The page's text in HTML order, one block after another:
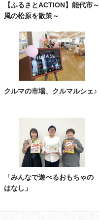
【ふるさとACTION】能代市～
風の松原を散策～
クルマの市場、クルマルシェ♪
「みんなで遊べるおもちゃの
はなし」